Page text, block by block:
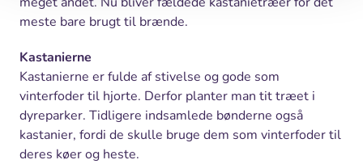
meste bare brugt til brænde.
Kastanierne
Kastanierne er fulde af stivelse og gode som
vinterfoder til hjorte. Derfor planter man tit træet i
dyreparker. Tidligere indsamlede bønderne også
kastanier, fordi de skulle bruge dem som vinterfoder til
deres køer og heste.